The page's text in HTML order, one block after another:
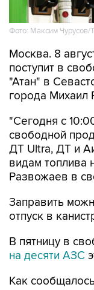
Фото: Максим
Москва. 8
"Атан" в
города Михаил
"Сегодня с
ДТ Ultra, ДТ и
видам топлива
Развожаев в
Заправить
В пятницу в
Как
ввели в